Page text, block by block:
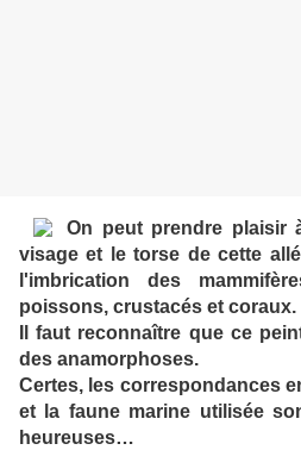
On peut prendre plaisir
visage et le torse de cette
l'imbrication des
poissons, crustacés et coraux.
Il faut reconnaître que ce
des anamorphoses.
Certes, les correspondances
et la faune marine utilisée
heureuses…